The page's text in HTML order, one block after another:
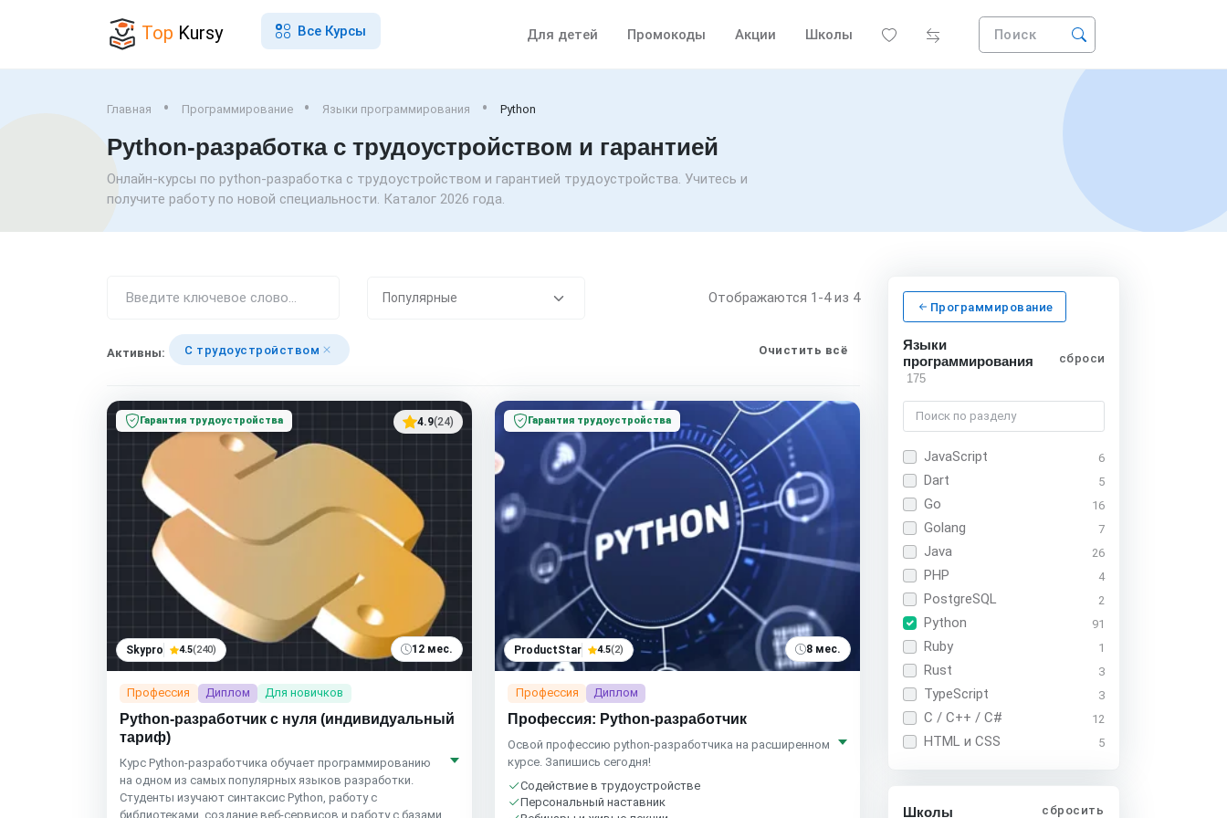
Top Kursy Все Курсы Для детей Промокоды Акции Школы Поиск
Главная Программирование Языки программирования Python
Python-разработка с трудоустройством и гарантией
Онлайн-курсы по python-разработка с трудоустройством и гарантией трудоустройства. Учитесь и
получите работу по новой специальности. Каталог 2026 года.
Отображаются 1-4из 4
Активны: С трудоустройством Очистить всё
Гарантия трудоустройства 4.9(24)
Skypro 4.5(240) 12 мес.
Профессия Диплом Для новичков
Python-разработчик с нуля (индивидуальный
тариф)
Курс Python‑разработчика обучает программированию
на одном из самых популярных языков разработки.
Студенты изучают синтаксис Python, работу с
библиотеками, создание веб‑сервисов и работу с базами
Гарантия трудоустройства
ProductStar 4.5(2) 8 мес.
Профессия Диплом
Профессия: Python-разработчик
Освой профессию python-разработчика на расширенном
курсе. Запишись сегодня!
Содействие в трудоустройстве
Персональный наставник
Программирование
Языки
программирования
175
сбросить
JavaScript 6
Dart 5
Go 16
Golang 7
Java 26
PHP 4
PostgreSQL 2
Python 91
Ruby 1
Rust 3
TypeScript 3
C / C++ / C# 12
HTML и CSS 5
Школы сбросить